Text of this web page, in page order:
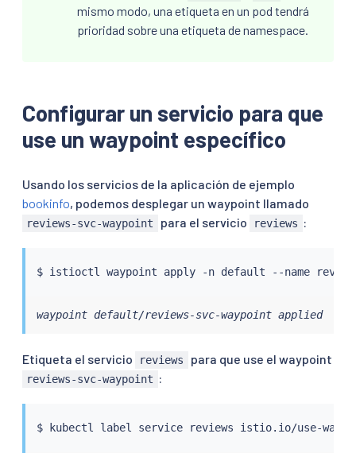
mismo modo, una etiqueta en un pod tendrá
prioridad sobre una etiqueta de namespace.
Configurar un servicio para que
use un waypoint específico
Usando los servicios de la aplicación de ejemplo
bookinfo, podemos desplegar un waypoint llamado
reviews-svc-waypoint para el servicio reviews :
$ istioctl
waypoint default/reviews-svc-waypoint applied
Etiqueta el servicio reviews para que use el waypoint
reviews-svc-waypoint :
$ kubectl label service reviews istio.io/use-